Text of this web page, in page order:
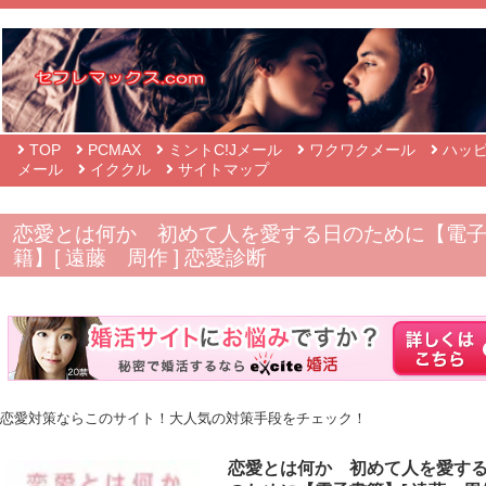
TOP PCMAX ミントC!Jメール ワクワクメール
ハッ
メール
イククル サイトマップ
恋愛とは何か 初めて人を愛する日のために【電
籍】[ 遠藤 周作 ] 恋愛診断
恋愛対策ならこのサイト！大人気の対策手段をチェック！
恋愛とは何か 初めて人を愛す